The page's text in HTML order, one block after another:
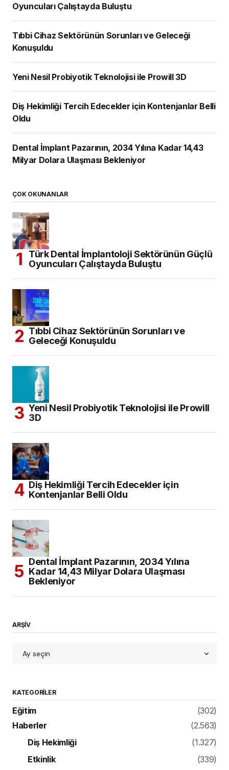
Oyuncuları Çalıştayda Buluştu
Tıbbi Cihaz Sektörünün Sorunları ve Geleceği
Konuşuldu
Yeni Nesil Probiyotik Teknolojisi ile Prowill 3D
Diş Hekimliği Tercih Edecekler için Kontenjanlar Belli
Oldu
Dental İmplant Pazarının, 2034 Yılına Kadar 14,43
Milyar Dolara Ulaşması Bekleniyor
ÇOK OKUNANLAR
Türk Dental İmplantoloji Sektörünün Güçlü
Oyuncuları Çalıştayda Buluştu
Tıbbi Cihaz Sektörünün Sorunları ve
Geleceği Konuşuldu
Yeni Nesil Probiyotik Teknolojisi ile Prowill
3D
Diş Hekimliği Tercih Edecekler için
Kontenjanlar Belli Oldu
Dental İmplant Pazarının, 2034 Yılına
Kadar 14,43 Milyar Dolara Ulaşması
Bekleniyor
ARŞİV
KATEGORILER
Eğitim
(302)
Haberler
(2.563)
Diş Hekimliği
(1.327)
Etkinlik
(339)